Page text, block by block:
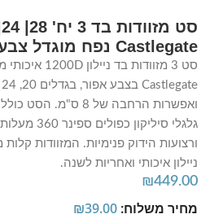
Castlegate נפח מוגדל צבע אפור
גלגלי
ורצועות הידוק פנימיות. המזוודות
ניילון איכותי ואחריות לשנה.
₪449.00
מחיר משלוח: ₪39.00